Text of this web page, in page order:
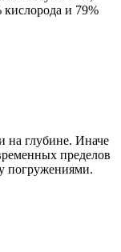
кислорода и 79%
на глубине. Иначе
пределов
погружениями.